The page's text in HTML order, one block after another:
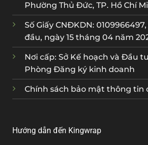
Phường Thủ Đức, TP. Hồ Chí
Số Giấy CNĐKDN:
đầu, ngày 15 tháng 04 năm
Nơi cấp: Sở Kế hoạch và Đầu
Phòng Đăng ký kinh doanh
Chính sách bảo mật thông tin
Hướng dẫn đến Kingwrap